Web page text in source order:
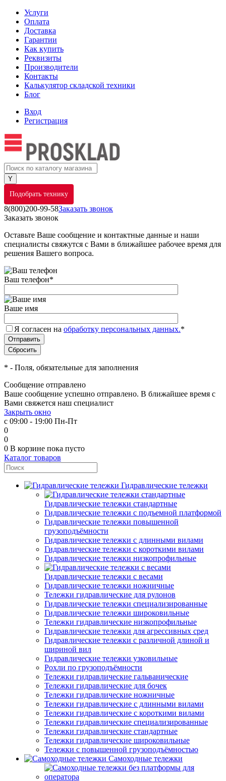
Услуги
Оплата
Доставка
Гарантии
Как купить
Реквизиты
Производители
Контакты
Калькулятор складской техники
Блог
Вход
Регистрация
Подобрать технику
8(800)200-99-58Заказать звонок
Заказать звонок
Оставьте Ваше сообщение и контактные данные и наши
специалисты свяжутся с Вами в ближайшее рабочее время для
решения Вашего вопроса.
Ваш телефон*
Ваше имя
Я согласен на обработку персональных данных.*
* - Поля, обязательные для заполнения
Сообщение отправлено
Ваше сообщение успешно отправлено. В ближайшее время с
Вами свяжется наш специалист
Закрыть окно
с 09:00 - 19:00 Пн-Пт
0
0
0 В корзине пока пусто
Каталог товаров
Гидравлические тележки
Гидравлические тележки стандартные
Гидравлические тележки с подъемной платформой
Гидравлические тележки повышенной
грузоподъёмности
Гидравлические тележки с длинными вилами
Гидравлические тележки с короткими вилами
Гидравлические тележки низкопрофильные
Гидравлические тележки с весами
Гидравлические тележки ножничные
Тележки гидравлические для рулонов
Гидравлические тележки специализированные
Гидравлические тележки широковильные
Тележки гидравлические низкопрофильные
Гидравлические тележки для агрессивных сред
Гидравлические тележки с различной длиной и
шириной вил
Гидравлические тележки узковильные
Рохли по грузоподъёмности
Тележки гидравлические гальванические
Тележки гидравлические для бочек
Тележки гидравлические ножничные
Тележки гидравлические с длинными вилами
Тележки гидравлические с короткими вилами
Тележки гидравлические специализированные
Тележки гидравлические стандартные
Тележки гидравлические широковильные
Тележки с повышенной грузоподъёмностью
Самоходные тележки